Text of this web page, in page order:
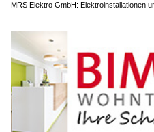
MRS Elektro GmbH: Elektroinstallationen